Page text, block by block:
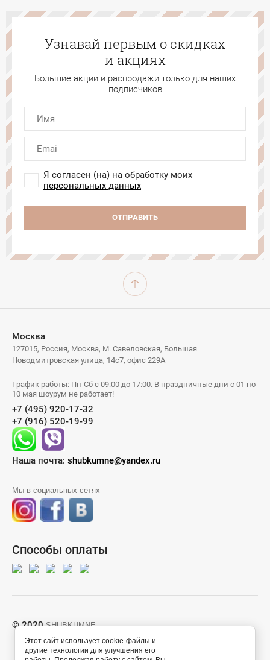
Узнавай первым о скидках
и акциях
Большие акции и распродажи только для наших
подписчиков
Я согласен (на) на обработку моих
персональных данных
ОТПРАВИТЬ
Москва
127015, Россия, Москва, М. Савеловская, Большая
Новодмитровская улица, 14с7, офис 229А
График работы: Пн-Сб с 09:00 до 17:00. В праздничные дни с 01 по
10 мая шоурум не работает!
+7 (495) 920-17-32
+7 (916) 520-19-99
Наша почта: shubkumne@yandex.ru
Мы в социальных сетях
Способы оплаты
© 2020SHUBKUMNE
Этот сайт использует cookie-файлы и
другие технологии для улучшения его